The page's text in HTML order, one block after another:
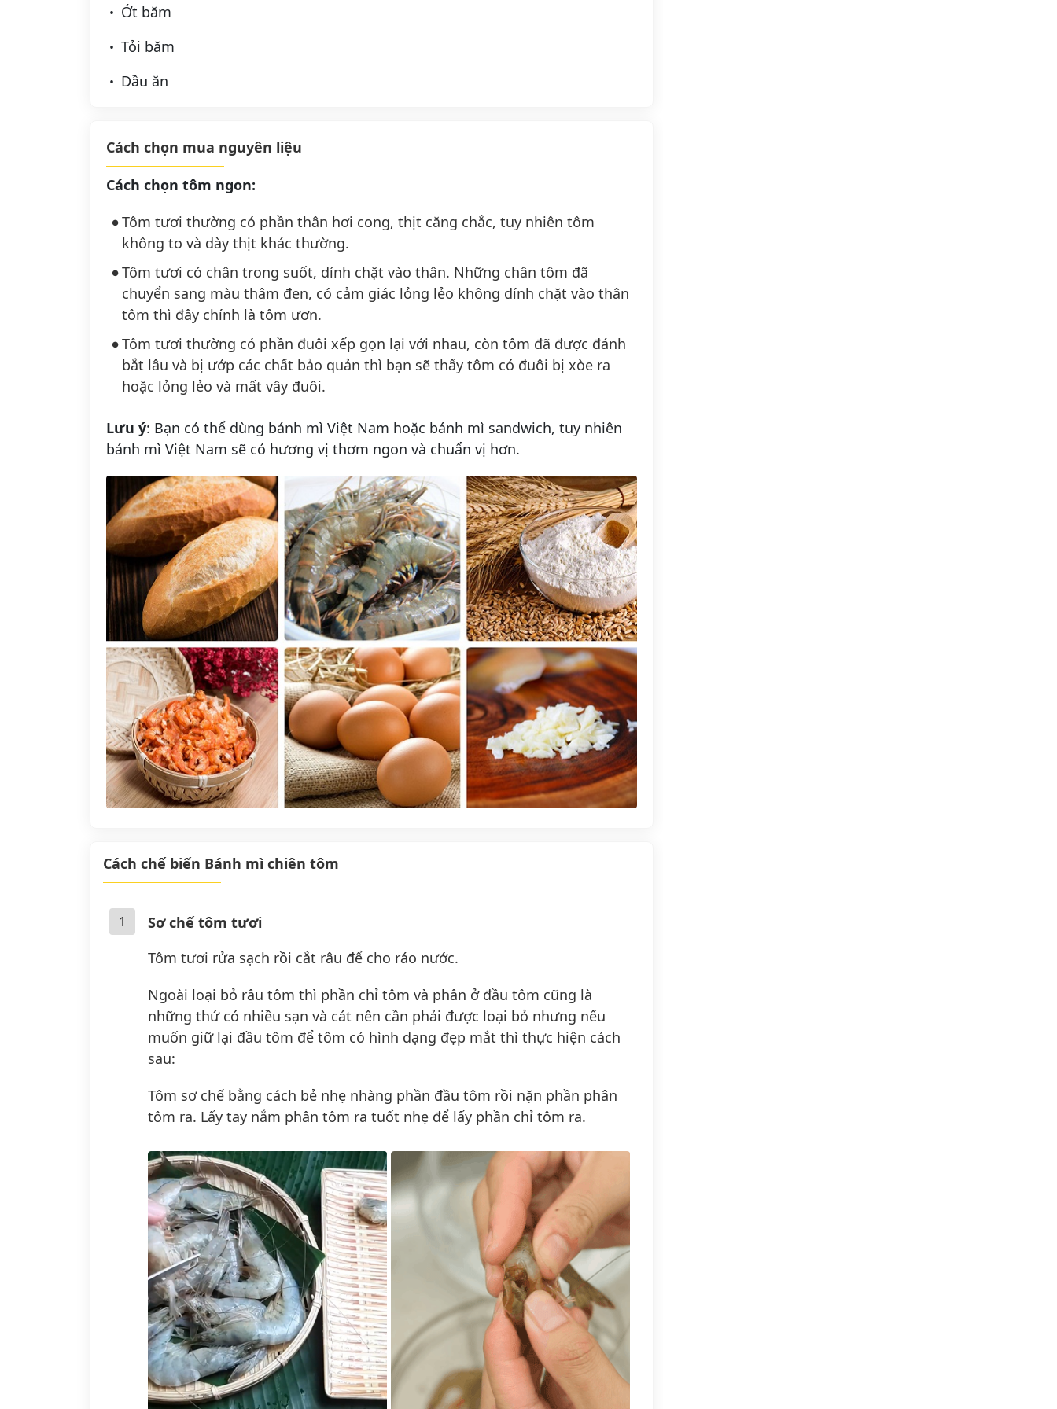
Ớt băm
Tỏi băm
Dầu ăn
Cách chọn mua nguyên liệu
Cách chọn tôm ngon:
Tôm tươi thường có phần thân hơi cong, thịt căng chắc, tuy nhiên tôm
không to và dày thịt khác thường.
Tôm tươi có chân trong suốt, dính chặt vào thân. Những chân tôm đã
chuyển sang màu thâm đen, có cảm giác lỏng lẻo không dính chặt vào thân
tôm thì đây chính là tôm ươn.
Tôm tươi thường có phần đuôi xếp gọn lại với nhau, còn tôm đã được đánh
bắt lâu và bị ướp các chất bảo quản thì bạn sẽ thấy tôm có đuôi bị xòe ra
hoặc lỏng lẻo và mất vây đuôi.
Lưu ý: Bạn có thể dùng bánh mì Việt Nam hoặc bánh mì sandwich, tuy nhiên
bánh mì Việt Nam sẽ có hương vị thơm ngon và chuẩn vị hơn.
Cách chế biến Bánh mì chiên tôm
1
Sơ chế tôm tươi
Tôm tươi rửa sạch rồi cắt râu để cho ráo nước.
Ngoài loại bỏ râu tôm thì phần chỉ tôm và phân ở đầu tôm cũng là
những thứ có nhiều sạn và cát nên cần phải được loại bỏ nhưng nếu
muốn giữ lại đầu tôm để tôm có hình dạng đẹp mắt thì thực hiện cách
sau:
Tôm sơ chế bằng cách bẻ nhẹ nhàng phần đầu tôm rồi nặn phần phân
tôm ra. Lấy tay nắm phân tôm ra tuốt nhẹ để lấy phần chỉ tôm ra.